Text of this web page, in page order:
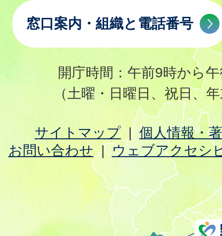
窓口案内・組織と電話番号
開庁時間：午前9時から
（土曜・日曜日、祝日、
サイトマップ
個人情報・
お問い合わせ
ウェブアクセシ